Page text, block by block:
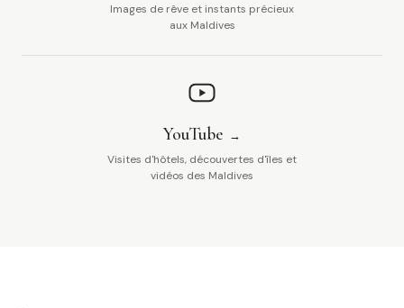
Images de rêve et instants précieux
aux Maldives
YouTube
Visites d'hôtels, découvertes d'îles et
vidéos des Maldives